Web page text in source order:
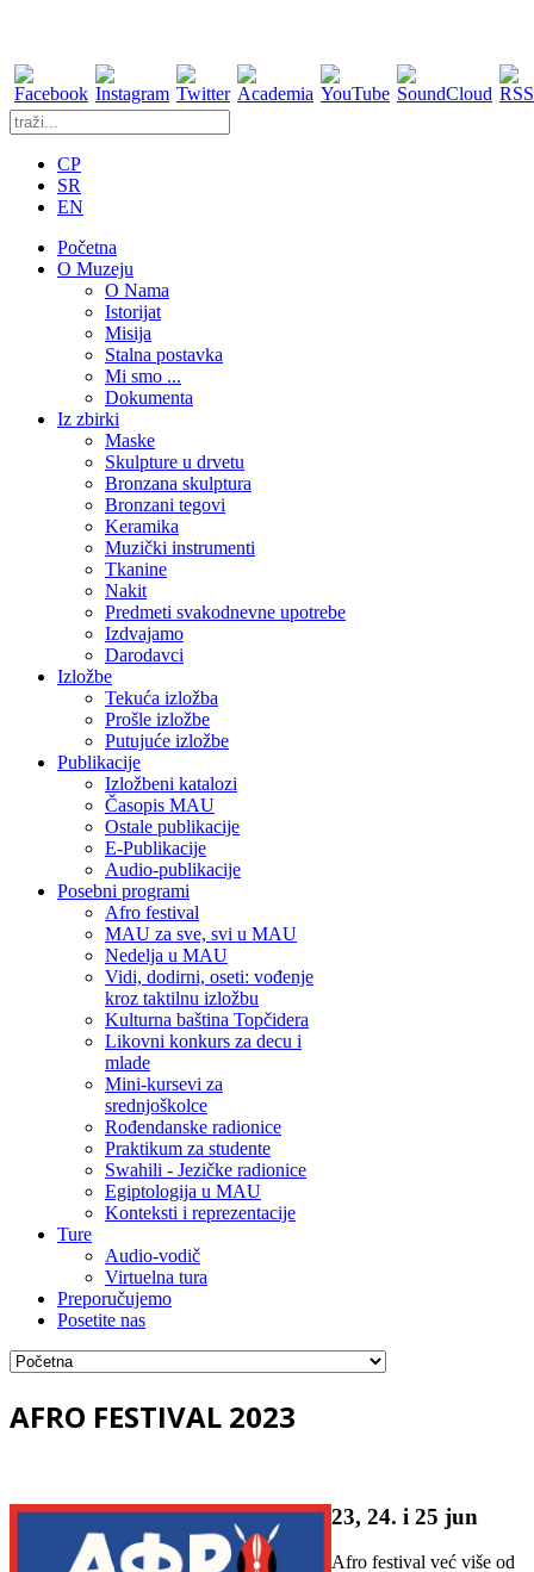
CP
SR
EN
Početna
O Muzeju
O Nama
Istorijat
Misija
Stalna postavka
Mi smo ...
Dokumenta
Iz zbirki
Maske
Skulpture u drvetu
Bronzana skulptura
Bronzani tegovi
Keramika
Muzički instrumenti
Tkanine
Nakit
Predmeti svakodnevne upotrebe
Izdvajamo
Darodavci
Izložbe
Tekuća izložba
Prošle izložbe
Putujuće izložbe
Publikacije
Izložbeni katalozi
Časopis MAU
Ostale publikacije
E-Publikacije
Audio-publikacije
Posebni programi
Afro festival
MAU za sve, svi u MAU
Nedelja u MAU
Vidi, dodirni, oseti: vođenje
kroz taktilnu izložbu
Kulturna baština Topčidera
Likovni konkurs za decu i
mlade
Mini-kursevi za
srednjoškolce
Rođendanske radionice
Praktikum za studente
Swahili - Jezičke radionice
Egiptologija u MAU
Konteksti i reprezentacije
Ture
Audio-vodič
Virtuelna tura
Preporučujemo
Posetite nas
AFRO FESTIVAL 2023
23, 24. i 25 jun
Afro festival već više od